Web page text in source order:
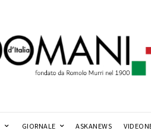
GIORNALE ASKANEWS